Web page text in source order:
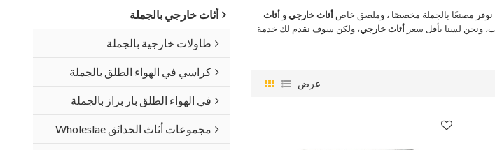
أثاث خارجي بالجملة
طاولات خارجية بالجملة
كراسي في الهواء الطلق بالجملة
في الهواء الطلق بار براز بالجملة
مجموعات أثاث الحدائق Wholeslae
مصنعًا بالجملة مخصصًا ، وملصق خاص أثاث خارجيو أثاث
ونحن لسنا بأقل سعر أثاث خارجي، ولكن سوف نقدم لك خدمة
عرض